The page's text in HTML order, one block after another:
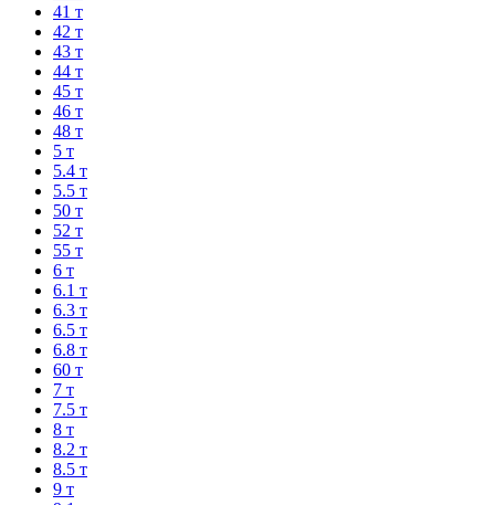
41 т
42 т
43 т
44 т
45 т
46 т
48 т
5 т
5.4 т
5.5 т
50 т
52 т
55 т
6 т
6.1 т
6.3 т
6.5 т
6.8 т
60 т
7 т
7.5 т
8 т
8.2 т
8.5 т
9 т